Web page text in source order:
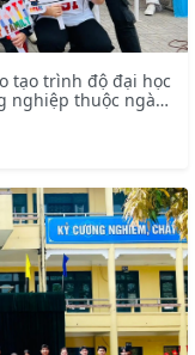
tạo trình độ đại học
nghiệp thuộc ngành
ngành: 7905228)